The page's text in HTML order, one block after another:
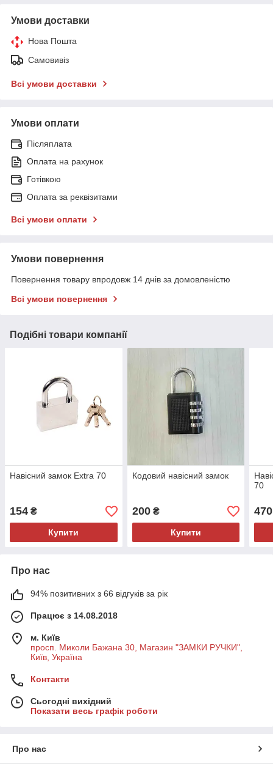
Умови доставки
Нова Пошта
Самовивіз
Всі умови доставки
Умови оплати
Післяплата
Оплата на рахунок
Готівкою
Оплата за реквізитами
Всі умови оплати
Умови повернення
Повернення товару впродовж 14 днів за домовленістю
Всі умови повернення
Подібні товари компанії
Навісний замок Ехtra 70
154 ₴
Купити
Кодовий навісний замок
200₴
Купити
70
470
Про нас
94% позитивних з 66 відгуків за рік
Працює з 14.08.2018
м. Київ
просп. Миколи Бажана 30, Магазин "ЗАМКИ РУЧКИ",
Київ, Україна
Контакти
Сьогодні вихідний
Показати весь графік роботи
Про нас